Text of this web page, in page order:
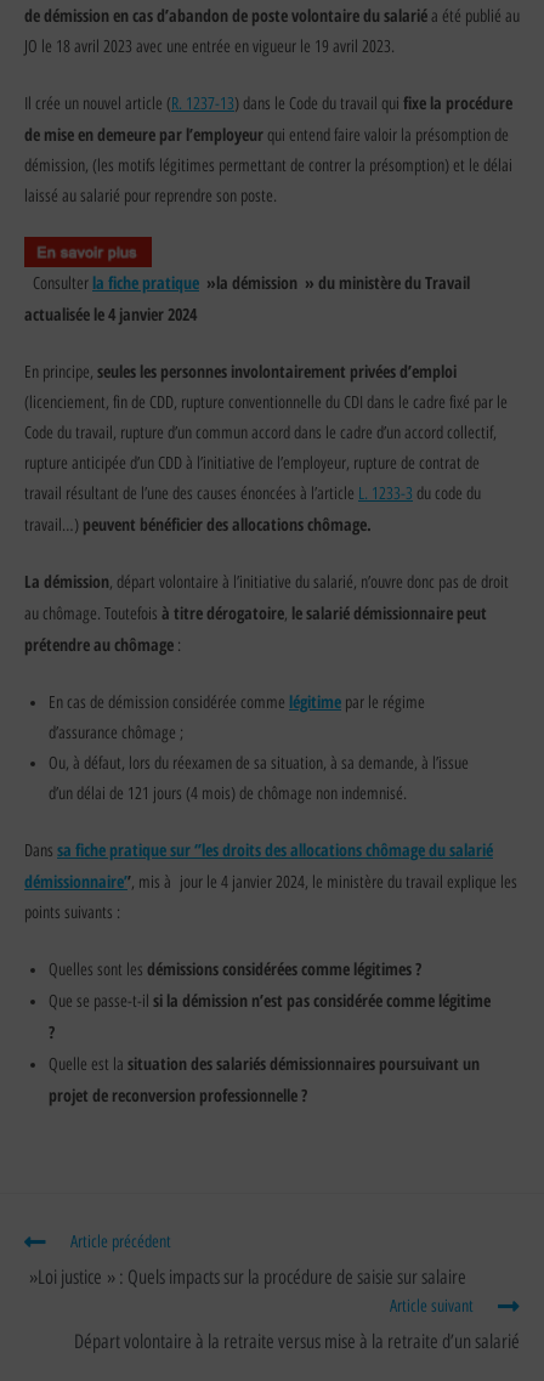
de démission en cas d’abandon de poste volontaire du salariéa été publié au
JO le 18 avril 2023 avec une entrée en vigueur le 19 avril 2023.
Il crée un nouvel article (R. 1237-13) dans le Code du travail qui fixe la procédure
de mise en demeure par l’employeur qui entend faire valoir la présomption de
démission, (les motifs légitimes permettant de contrer la présomption) et le délai
laissé au salarié pour reprendre son poste.
Consulter la fiche pratique »la démission » du ministère du Travail
actualisée le 4 janvier 2024
En principe, seules les personnes involontairement privées d’emploi
(licenciement, fin de CDD, rupture conventionnelle du CDI dans le cadre fixé par le
Code du travail, rupture d’un commun accord dans le cadre d’un accord collectif,
rupture anticipée d’un CDD à l’initiative de l’employeur, rupture de contrat de
travail résultant de l’une des causes énoncées à l’article L. 1233-3 du code du
travail…) peuvent bénéficier des allocations chômage.
La démission, départ volontaire à l’initiative du salarié, n’ouvre donc pas de droit
au chômage. Toutefois à titre dérogatoire, le salarié démissionnaire peut
prétendre au chômage :
En cas de démission considérée comme légitime par le régime
d’assurance chômage ;
Ou, à défaut, lors du réexamen de sa situation, à sa demande, à l’issue
d’un délai de 121 jours (4 mois) de chômage non indemnisé.
Dans sa fiche pratique sur ‘’les droits des allocations chômage du salarié
démissionnaire’’, mis à jour le 4 janvier 2024, le ministère du travail explique les
points suivants :
Quelles sont les démissions considérées comme légitimes ?
Que se passe-t-il si la démission n’est pas considérée comme légitime
?
Quelle est la situation des salariés démissionnaires poursuivant un
projet de reconversion professionnelle ?
Article précédent
»Loi justice » : Quels impacts sur la procédure de saisie sur salaire
Article suivant
Départ volontaire à la retraite versus mise à la retraite d’un salarié